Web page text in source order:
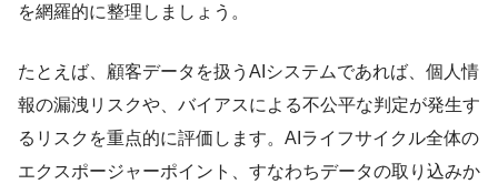
を網羅的に整理しましょう。
たとえば、顧客データを扱うAIシステムであれば、個人情
報の漏洩リスクや、バイアスによる不公平な判定が発生す
るリスクを重点的に評価します。AIライフサイクル全体の
エクスポージャーポイント、すなわちデータの取り込みか